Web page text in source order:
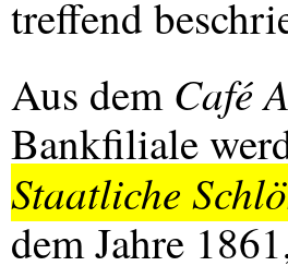
treffend
Aus dem Café
Bankfiliale
Staatliche
dem Jahre